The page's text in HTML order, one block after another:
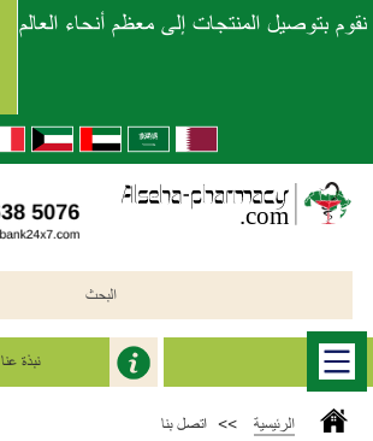
نقوم بتوصيل المنتجات إلى معظم أنحاء العالم
نبذة عنا
الرئيسية >> اتصل بنا